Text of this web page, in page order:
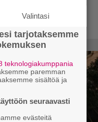
koteloissa
Valintasi
tarjotaksemme
teknologiakumppania
paremman
sisältöä ja
seuraavasti
evästeitä